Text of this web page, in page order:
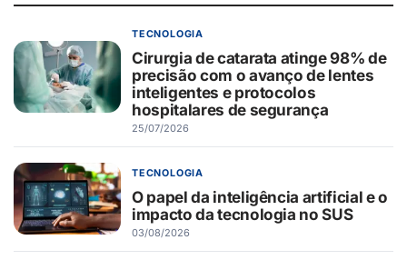
TECNOLOGIA
Cirurgia de catarata atinge 98% de
precisão com o avanço de lentes
inteligentes e protocolos
hospitalares de segurança
25/07/2026
TECNOLOGIA
O papel da inteligência artificial e o
impacto da tecnologia no SUS
03/08/2026